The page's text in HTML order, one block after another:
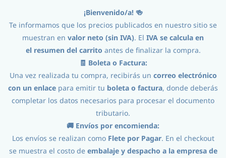
// Malta // Caramelizadas
¡Bienvenido/a! 🍻
Te informamos que los precios publicados en nuestro sitio se
muestran en valor neto (sin IVA). El IVA se calcula en
el resumen del carrito antes de finalizar la compra.
🧾 Boleta o Factura:
Una vez realizada tu compra, recibirás un correo electrónico
con un enlace para emitir tu boleta o factura, donde deberás
completar los datos necesarios para procesar el documento
tributario.
🚚 Envíos por encomienda:
Los envíos se realizan como Flete por Pagar. En el checkout
se muestra el costo de embalaje y despacho a la empresa de